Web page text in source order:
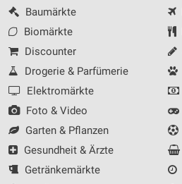
Baumärkte
Biomärkte
Discounter
Drogerie & Parfümerie
Elektromärkte
Foto & Video
Garten & Pflanzen
Gesundheit & Ärzte
Getränkemärkte